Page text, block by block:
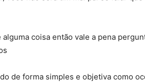
coisa então vale a pena
de forma simples e objetiva como